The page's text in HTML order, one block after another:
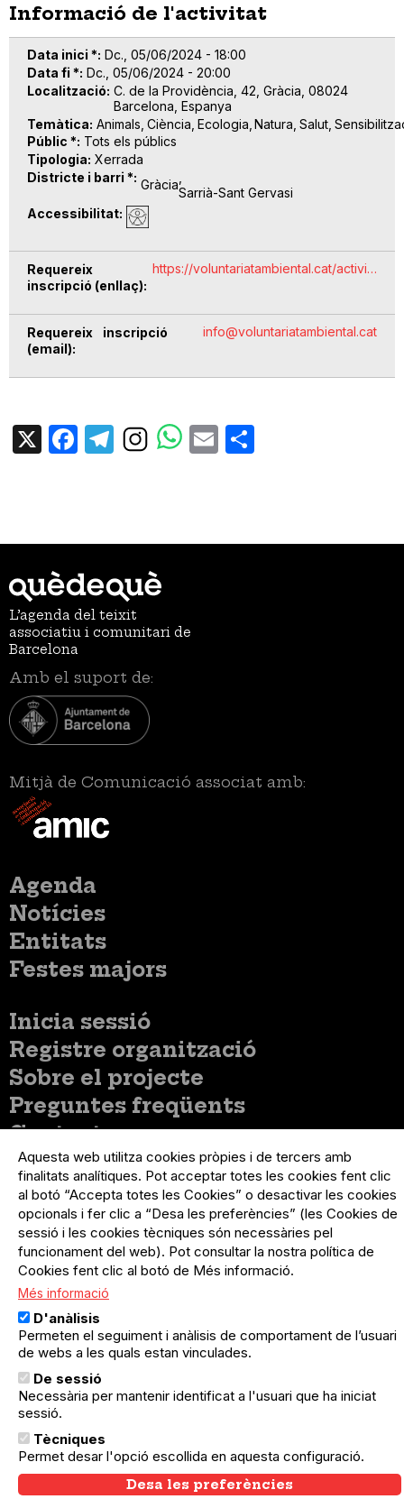
Informació de l'activitat
Data inici * Dc., 05/06/2024 - 18:00
Data fi * Dc., 05/06/2024 - 20:00
Localització C. de la Providència, 42, Gràcia, 08024
Barcelona, Espanya
Temàtica Animals Ciència Ecologia Natura Salut
Públic * Tots els públics
Tipologia Xerrada
Districte i barri * GràciaSarrià-Sant Gervasi
Accessibilitat
Requereix
inscripció (enllaç)
https://voluntariatambiental.cat/activi…
Requereix inscripció
(email)
info@voluntariatambiental.cat
X Facebook
TelegramEmail
L’agenda del teixit
associatiu i comunitari de
Barcelona
Amb el suport de:
Mitjà de Comunicació associat amb:
Menú
principal
Agenda
Notícies
Entitats
Festes majors
Menú
compte
d'usuari
Inicia sessió
Menú
usuari
no
loggat
Registre organització
Menú
Sobre el projecte
Preguntes freqüents
Contacte
Menú
Legal
Política de privacitat
Avís legal
Política de cookies
El Quèdequè no es fa responsable de les activitats
programades; en són responsables els col·lectius
organitzadors.
© Quedequè, 2025
Aquesta web utilitza cookies pròpies i de tercers amb
finalitats analítiques. Pot acceptar totes les cookies fent clic
al botó “Accepta totes les Cookies” o desactivar les cookies
opcionals i fer clic a “Desa les preferències” (les Cookies de
sessió i les cookies tècniques són necessàries pel
funcionament del web). Pot consultar la nostra política de
Cookies fent clic al botó de Més informació.
Més informació
D'anàlisis
Permeten el seguiment i anàlisis de comportament de l’usuari
de webs a les quals estan vinculades.
De sessió
Necessària per mantenir identificat a l'usuari que ha iniciat
sessió.
Tècniques
Permet desar l'opció escollida en aquesta configuració.
Desa les preferències